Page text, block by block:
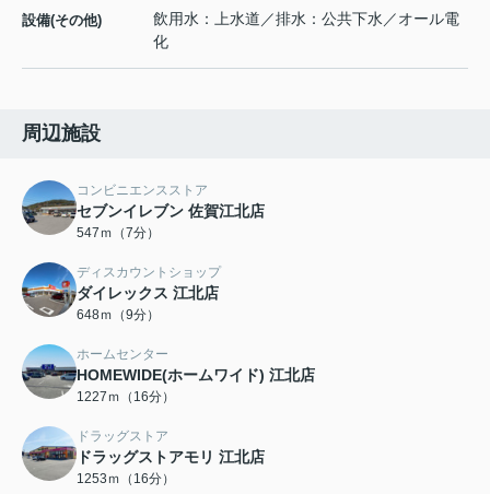
設備(その他)
飲用水：上水道／排水：公共下水／オール電
化
周辺施設
コンビニエンスストア
セブンイレブン 佐賀江北店
547ｍ（7分）
ディスカウントショップ
ダイレックス 江北店
648ｍ（9分）
ホームセンター
HOMEWIDE(ホームワイド) 江北店
1227ｍ（16分）
ドラッグストア
ドラッグストアモリ 江北店
1253ｍ（16分）